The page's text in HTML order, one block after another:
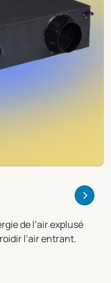
>
de l’air explusé
l’air entrant.